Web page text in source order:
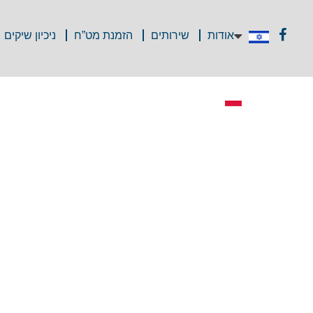
אודות שירותים הזמנת מט”ח ניכיון שיקים